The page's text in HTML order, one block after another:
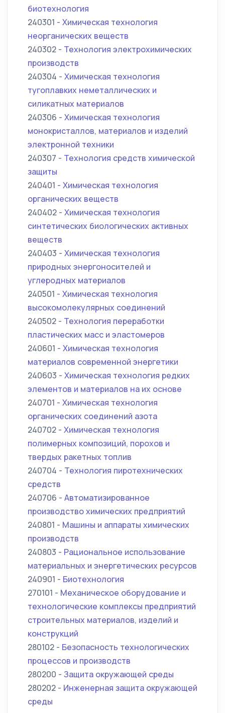
биотехнология
240301 - Химическая технология
неорганических веществ
240302 - Технология электрохимических
производств
240304 - Химическая технология
тугоплавких неметаллических и
силикатных материалов
240306 - Химическая технология
монокристаллов, материалов и изделий
электронной техники
240307 - Технология средств химической
защиты
240401 - Химическая технология
органических веществ
240402 - Химическая технология
синтетических биологических активных
веществ
240403 - Химическая технология
природных энергоносителей и
углеродных материалов
240501 - Химическая технология
высокомолекулярных соединений
240502 - Технология переработки
пластических масс и эластомеров
240601 - Химическая технология
материалов современной энергетики
240603 - Химическая технология редких
элементов и материалов на их основе
240701 - Химическая технология
органических соединений азота
240702 - Химическая технология
полимерных композиций, порохов и
твердых ракетных топлив
240704 - Технология пиротехнических
средств
240706 - Автоматизированное
производство химических предприятий
240801 - Машины и аппараты химических
производств
240803 - Рациональное использование
материальных и энергетических ресурсов
240901 - Биотехнология
270101 - Механическое оборудование и
технологические комплексы предприятий
строительных материалов, изделий и
конструкций
280102 - Безопасность технологических
процессов и производств
280200 - Защита окружающей среды
280202 - Инженерная защита окружающей
среды